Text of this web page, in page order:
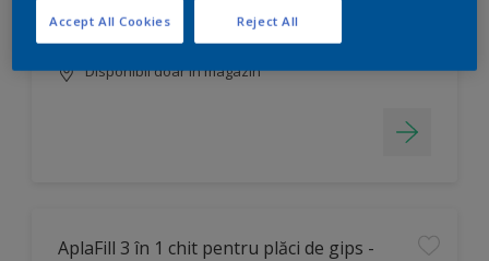
Disponibil doar în magazin
AplaFill 3 în 1 chit pentru plăci de gips -
Reject All
Accept All Cookies